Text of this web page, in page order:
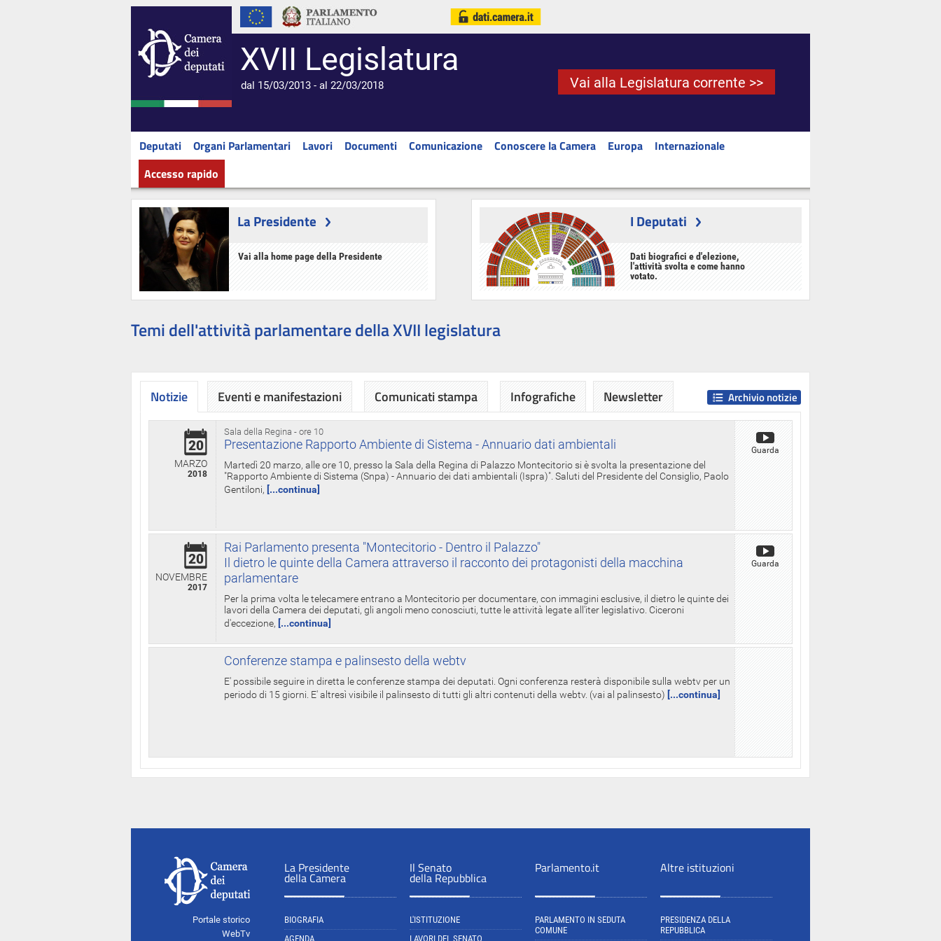
XVII Legislatura
dal 15/03/2013 - al 22/03/2018 Vai alla Legislatura corrente >>
Deputati Organi Parlamentari Lavori Documenti Comunicazione Conoscere la Camera Europa
Internazionale
Accesso rapido
La Presidente
Vai alla home page della Presidente
I Deputati
Dati biografici e d'elezione,
l'attività svolta e come hanno
votato.
Temi dell'attività parlamentare della XVII legislatura
Notizie
Sala della Regina - ore 10
20
MARZO
2018
Presentazione Rapporto Ambiente di Sistema - Annuario dati ambientali
Martedì 20 marzo, alle ore 10, presso la Sala della Regina di Palazzo Montecitorio si è svolta la presentazione del
"Rapporto Ambiente di Sistema (Snpa) - Annuario dei dati ambientali (Ispra)". Saluti del Presidente del Consiglio, Paolo
Gentiloni, [...continua]
Guarda
20
NOVEMBRE
2017
Rai Parlamento presenta "Montecitorio - Dentro il Palazzo"
Il dietro le quinte della Camera attraverso il racconto dei protagonisti della macchina
parlamentare
Per la prima volta le telecamere entrano a Montecitorio per documentare, con immagini esclusive, il dietro le quinte dei
lavori della Camera dei deputati, gli angoli meno conosciuti, tutte le attività legate all'iter legislativo. Ciceroni
d'eccezione, [...continua]
Guarda
Conferenze stampa e palinsesto della webtv
E' possibile seguire in diretta le conferenze stampa dei deputati. Ogni conferenza resterà disponibile sulla webtv per un
periodo di 15 giorni. E' altresì visibile il palinsesto di tutti gli altri contenuti della webtv. (vai al palinsesto) [...continua]
Archivio notizie
Eventi e manifestazioni Comunicati stampa Infografiche Newsletter
Portale storico
WebTv
La Presidente
della Camera
BIOGRAFIA
AGENDA
Il Senato
della Repubblica
L'ISTITUZIONE
LAVORI DEL SENATO
Parlamento.it
PARLAMENTO IN SEDUTA
COMUNE
Altre istituzioni
PRESIDENZA DELLA
REPUBBLICA